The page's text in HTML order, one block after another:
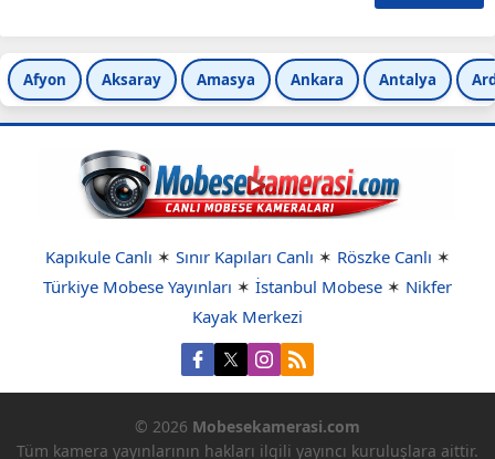
Afyon Aksaray Amasya Ankara Antalya
Kapıkule Canlı ✶ Sınır Kapıları Canlı ✶ Röszke Canlı ✶
Türkiye Mobese Yayınları ✶ İstanbul Mobese ✶ Nikfer
Kayak Merkezi
© 2026 Mobesekamerasi.com
Tüm kamera yayınlarının hakları ilgili yayıncı kuruluşlara aittir.